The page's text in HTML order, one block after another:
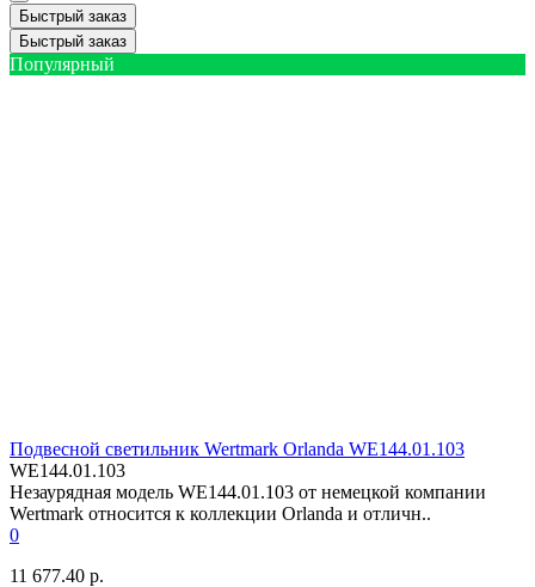
Быстрый заказ
Быстрый заказ
Популярный
Подвесной светильник Wertmark Orlanda WE144.01.103
WE144.01.103
Незаурядная модель WE144.01.103 от немецкой компании
Wertmark относится к коллекции Orlanda и отличн..
0
11 677.40 р.